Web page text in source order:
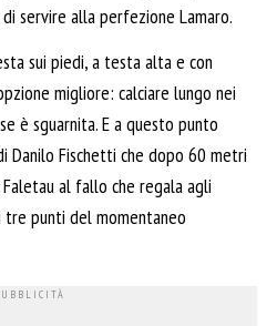
servire alla perfezione Lamaro.
sui piedi, a testa alta e con
migliore: calciare lungo nei
è sguarnita. E a questo punto
Danilo Fischetti che dopo 60 metri
al fallo che regala agli
tre punti del momentaneo